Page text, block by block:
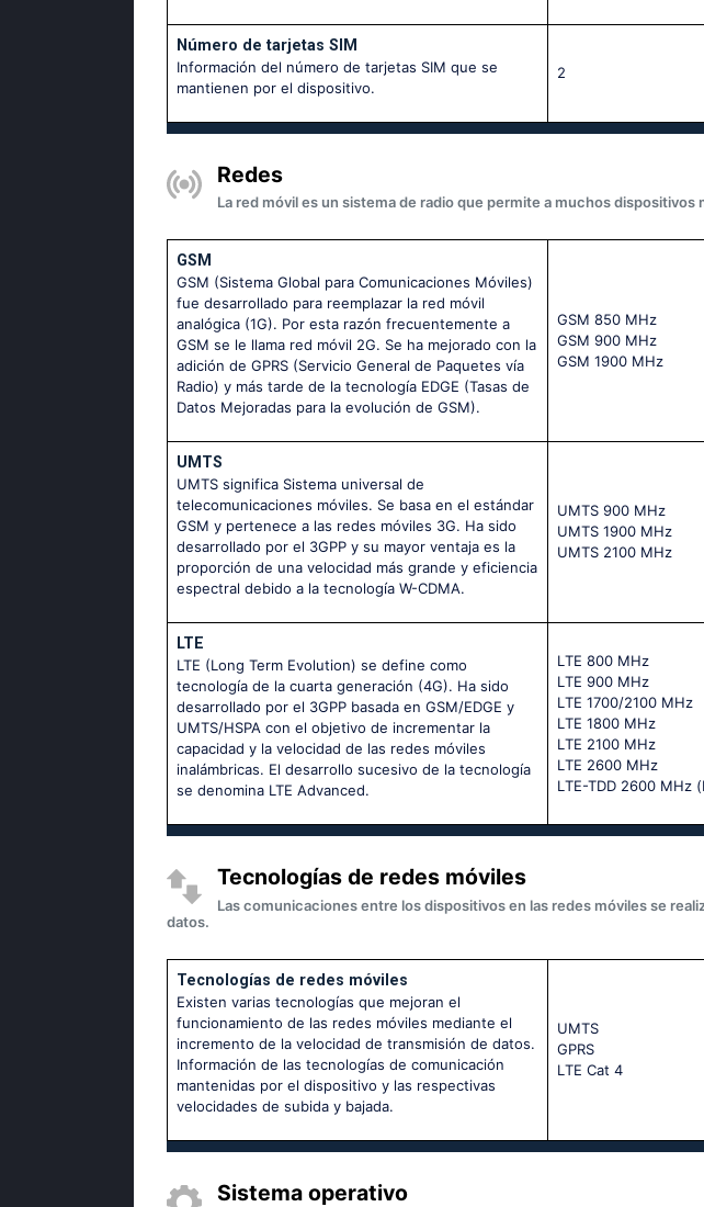
Número de tarjetas SIM
Información del número de tarjetas SIM que se
mantienen por el dispositivo.
2
Redes
La red móvil es un sistema de radio que permite a muchos
GSM
GSM (Sistema Global para Comunicaciones Móviles)
fue desarrollado para reemplazar la red móvil
analógica (1G). Por esta razón frecuentemente a
GSM se le llama red móvil 2G. Se ha mejorado con la
adición de GPRS (Servicio General de Paquetes vía
Radio) y más tarde de la tecnología EDGE (Tasas de
Datos Mejoradas para la evolución de GSM).
GSМ 850 МНz
GSМ 900 МНz
GSМ 1900 МНz
UMTS
UMTS significa Sistema universal de
telecomunicaciones móviles. Se basa en el estándar
GSM y pertenece a las redes móviles 3G. Ha sido
desarrollado por el 3GPP y su mayor ventaja es la
proporción de una velocidad más grande y eficiencia
espectral debido a la tecnología W-CDMA.
UМТS 900 МНz
UМТS 1900 МНz
UМТS 2100 МНz
LTE
LTE (Long Term Evolution) se define como
tecnología de la cuarta generación (4G). Ha sido
desarrollado por el 3GPP basada en GSM/EDGE y
UMTS/HSPA con el objetivo de incrementar la
capacidad y la velocidad de las redes móviles
inalámbricas. El desarrollo sucesivo de la tecnología
se denomina LTE Advanced.
LТЕ 800 МНz
LТЕ 900 МНz
LТЕ 1700/2100 МНz
LТЕ 1800 МНz
LТЕ 2100 МНz
LТЕ 2600 МНz
LТЕ-ТDD 2600 МНz
Tecnologías de redes móviles
Las comunicaciones entre los dispositivos en las redes móviles se
datos.
Tecnologías de redes móviles
Existen varias tecnologías que mejoran el
funcionamiento de las redes móviles mediante el
incremento de la velocidad de transmisión de datos.
Información de las tecnologías de comunicación
mantenidas por el dispositivo y las respectivas
velocidades de subida y bajada.
UМТS
GРRS
LТЕ Саt 4
Sistema operativo